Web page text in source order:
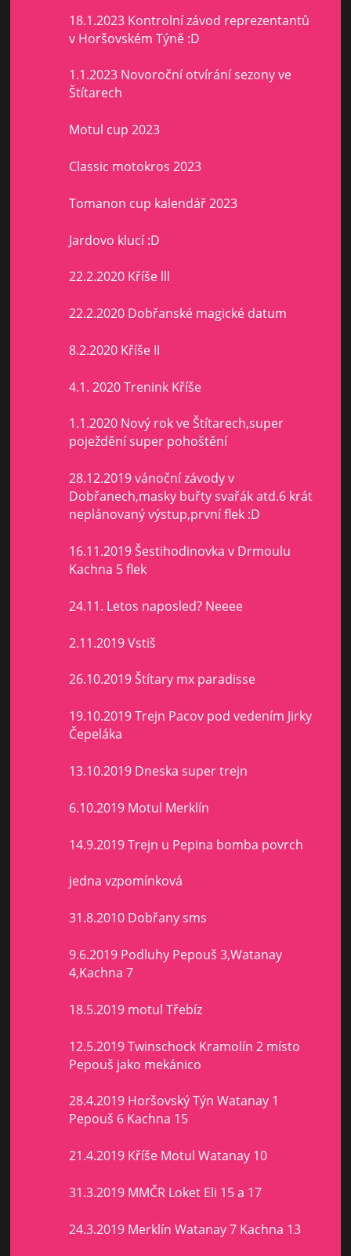
18.1.2023 Kontrolní závod reprezentantů
v Horšovském Týně :D
1.1.2023 Novoroční otvírání sezony ve
Štítarech
Motul cup 2023
Classic motokros 2023
Tomanon cup kalendář 2023
Jardovo klucí :D
22.2.2020 Kříše lll
22.2.2020 Dobřanské magické datum
8.2.2020 Kříše II
4.1. 2020 Trenink Kříše
1.1.2020 Nový rok ve Štítarech,super
poježdění super pohoštění
28.12.2019 vánoční závody v
Dobřanech,masky buřty svařák atd.6 krát
neplánovaný výstup,první flek :D
16.11.2019 Šestihodinovka v Drmoulu
Kachna 5 flek
24.11. Letos naposled? Neeee
2.11.2019 Vstiš
26.10.2019 Štítary mx paradisse
19.10.2019 Trejn Pacov pod vedením Jirky
Čepeláka
13.10.2019 Dneska super trejn
6.10.2019 Motul Merklín
14.9.2019 Trejn u Pepina bomba povrch
jedna vzpomínková
31.8.2010 Dobřany sms
9.6.2019 Podluhy Pepouš 3,Watanay
4,Kachna 7
18.5.2019 motul Třebíz
12.5.2019 Twinschock Kramolín 2 místo
Pepouš jako mekánico
28.4.2019 Horšovský Týn Watanay 1
Pepouš 6 Kachna 15
21.4.2019 Kříše Motul Watanay 10
31.3.2019 MMČR Loket Eli 15 a 17
24.3.2019 Merklín Watanay 7 Kachna 13